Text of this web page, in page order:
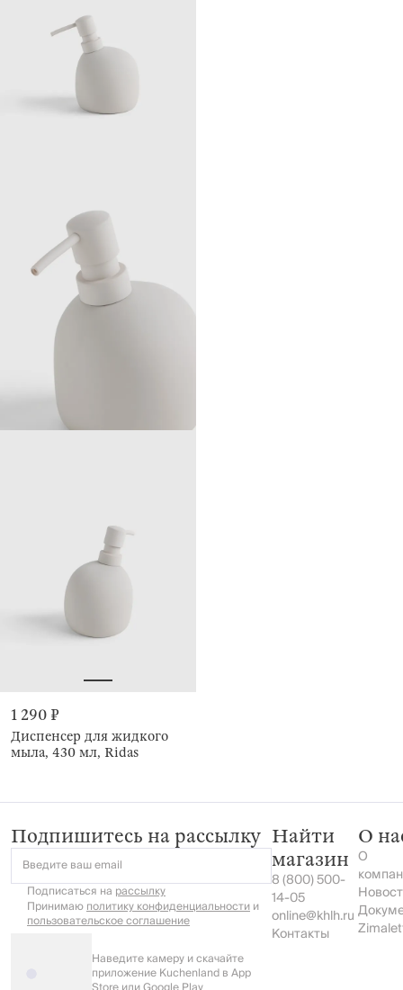
1 290 ₽
Диспенсер для жидкого
мыла, 430 мл, Ridas
Подпишитесь на рассылку
Введите ваш email
Подписаться на рассылку
Принимаюполитику конфиденциальностии
пользовательское соглашение
Наведите камеру и скачайте
приложение Kuchenland в App
Найти
магазин
8 (800) 500-
14-05
online@khlh.ru
Контакты
О
О